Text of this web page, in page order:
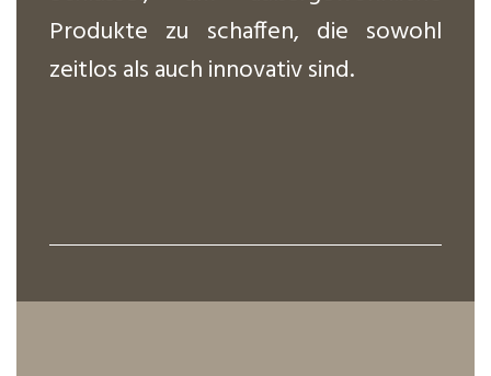
Produkte zu schaffen, die sowohl
zeitlos als auch innovativ sind.